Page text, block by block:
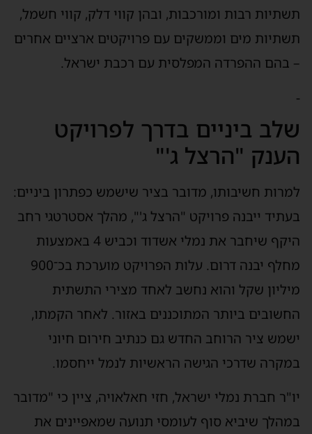
תשתיות רבות ומורכבות, ובהן קווי דלק, קווי חשמל,
תשתיות מים וממשקים עם פרויקטים ארציים אחרים
– בהם ההפרדה המפלסית עם רכבת ישראל.
-
שלב ביניים בדרך לפרויקט
הענק "הרצל ג'"
למרות חשיבותו, מדובר בציר שישמש כפתרון ביניים:
בעתיד ייבנה פרויקט "הרצל ג'", מהלך אסטרטגי רחב
היקף שיחבר את נמלי אשדוד וכביש 4 באמצעות
מחלף יבנה דרום. עלות הפרויקט מוערכת בכ־900
מיליון שקל והוא נחשב לאחד מצירי התשתית
החשובים ביותר המתוכננים באזור. לאחר הקמתו,
ישמש ציר הרוחב החדש גם כנתיב חירום חיוני
במקרה שדרכי הגישה הראשיות לנמל ייחסמו.
יו"ר חברת נמלי ישראל, חזי חאלאויה, ציין כי "מדובר
במהלך שיביא סוף לעומסי תנועה שמאפיינים את